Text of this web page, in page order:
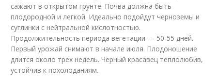
сажают в открытом грунте. Почва должна быть
плодородной и легкой. Идеально подойдут черноземы и
суглинки с нейтральной кислотностью.
Продолжительность периода вегетации — 50-55 дней.
Первый урожай снимают в начале июля. Плодоношение
длится около трех недель. Черный красавец теплолюбив,
устойчив к похолоданиям.